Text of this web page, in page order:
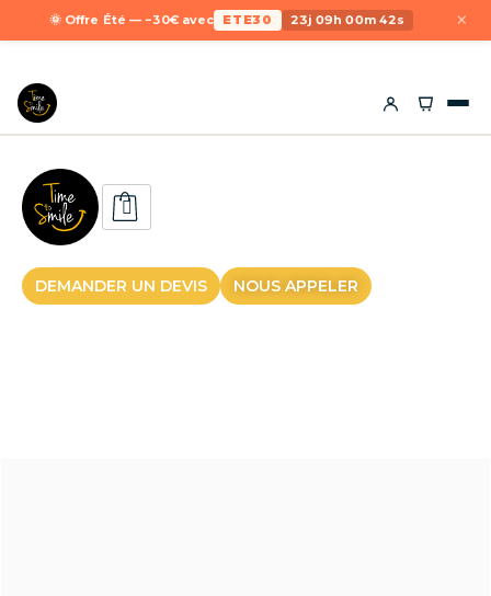
🌞 Offre Été — −30€ avec ETE30 23j 09h 00m 42s ×
DEMANDER UN DEVIS NOUS APPELER